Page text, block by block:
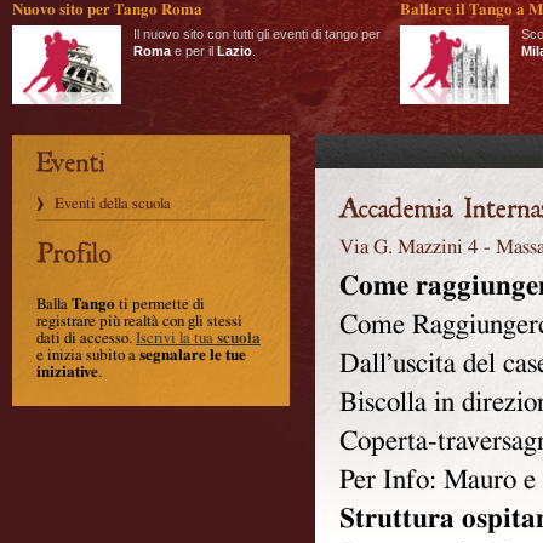
Nuovo sito per Tango Roma
Il nuovo sito con tutti gli eventi di tango per
Roma e per il Lazio
Ballare il Tango a
Eventi della scuola
Balla Tango ti permette di
registrare più realtà con gli stessi
dati di accesso. Iscrivi la tua scuola
e inizia subito a segnalare le tue
iniziative.
Via G. Mazzini 4 -
Come
Come
Dall’uscita del
Biscolla in
Coperta-
Per Info: Mauro
Struttura